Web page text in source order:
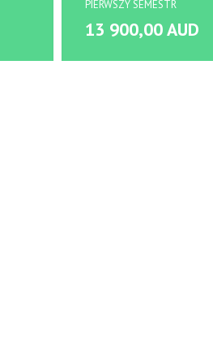
PIERWSZY SEMESTR
13 900,00 AUD